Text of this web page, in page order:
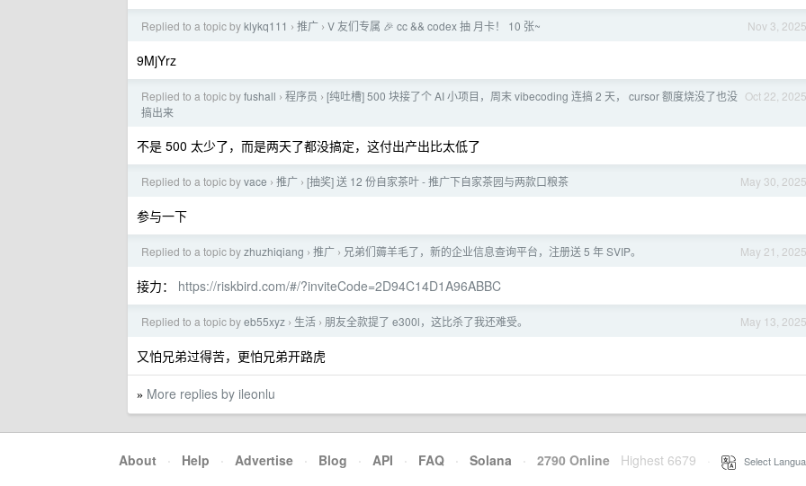
Nov 3, 2025
Replied to a topic byklykq111 › 推广 › V 友们专属 🎉 cc && codex 抽 月卡！ 10 张~
9MjYrz
Oct 22, 2025
Replied to a topic byfushall › 程序员 › [纯吐槽] 500 块接了个 AI 小项目，周末 vibecoding 连搞 2 天， cursor 额度烧没了也没
搞出来
不是 500 太少了，而是两天了都没搞定，这付出产出比太低了
May 30, 2025
Replied to a topic byvace › 推广 › [抽奖] 送 12 份自家茶叶 - 推广下自家茶园与两款口粮茶
参与一下
May 21, 2025
Replied to a topic byzhuzhiqiang › 推广 › 兄弟们薅羊毛了，新的企业信息查询平台，注册送 5 年 SVIP。
接力： https://riskbird.com/#/?inviteCode=2D94C14D1A96ABBC
May 13, 2025
Replied to a topic byeb55xyz › 生活 › 朋友全款提了 e300l，这比杀了我还难受。
又怕兄弟过得苦，更怕兄弟开路虎
» More replies by ileonlu
About · Help · Advertise · Blog · API · FAQ · Solana · 2790 Online Highest 6679 Select